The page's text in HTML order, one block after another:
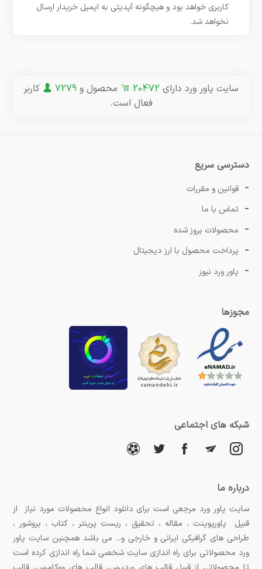
کاربری خواهد بود و هیچگونه آپدیتی به ایمیل خریدار ارسال
نخواهد شد.
سایت پاور ورد دارای 20472 محصول و 7279
کاربر
فعال است.
دسترسی سریع
قوانین و مقررات
تماس با ما
محصولات بروز شده
پرداخت محصول با ارز دیجیتال
پاور ورد نیوز
مجوزها
شبکه های اجتماعی
درباره ما
سایت پاور ورد مرجعی است برای دانلود انواع محصولات مورد نیاز از
قبیل پاورپوینت ، مقاله ، تحقیق ، ریست پرینتر ، کتاب ، بروشور ،
طراحی های گرافیکی ایرانی و خارجی و... می باشد همچنین سایت پاور
ورد محصولاتی برای راه اندازی سایت شخصی شما راه اندازی کرده است